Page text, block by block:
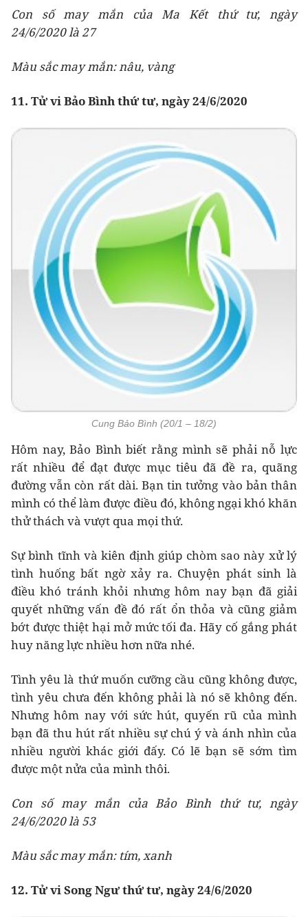
Con số may mắn của Ma Kết thứ tư, ngày
24/6/2020 là 27
Màu sắc may mắn: nâu, vàng
11. Tử vi Bảo Bình thứ tư, ngày 24/6/2020
Cung Bảo Bình (20/1 – 18/2)
Hôm nay, Bảo Bình biết rằng mình sẽ phải nỗ lực
rất nhiều để đạt được mục tiêu đã đề ra, quãng
đường vẫn còn rất dài. Bạn tin tưởng vào bản thân
mình có thể làm được điều đó, không ngại khó khăn
thử thách và vượt qua mọi thứ.
Sự bình tĩnh và kiên định giúp chòm sao này xử lý
tình huống bất ngờ xảy ra. Chuyện phát sinh là
điều khó tránh khỏi nhưng hôm nay bạn đã giải
quyết những vấn đề đó rất ổn thỏa và cũng giảm
bớt được thiệt hại mở mức tối đa. Hãy cố gắng phát
huy năng lực nhiều hơn nữa nhé.
Tình yêu là thứ muốn cưỡng cầu cũng không được,
tình yêu chưa đến không phải là nó sẽ không đến.
Nhưng hôm nay với sức hút, quyến rũ của mình
bạn đã thu hút rất nhiều sự chú ý và ánh nhìn của
nhiều người khác giới đấy. Có lẽ bạn sẽ sớm tìm
được một nửa của mình thôi.
Con số may mắn của Bảo Bình thứ tư, ngày
24/6/2020 là 53
Màu sắc may mắn: tím, xanh
12. Tử vi Song Ngư thứ tư, ngày 24/6/2020